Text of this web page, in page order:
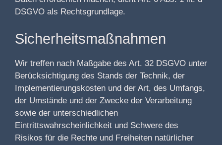
DSGVO als Rechtsgrundlage.
Sicherheitsmaßnahmen
Wir treffen nach Maßgabe des Art. 32 DSGVO unter
Berücksichtigung des Stands der Technik, der
Implementierungskosten und der Art, des Umfangs,
der Umstände und der Zwecke der Verarbeitung
sowie der unterschiedlichen
Eintrittswahrscheinlichkeit und Schwere des
Risikos für die Rechte und Freiheiten natürlicher